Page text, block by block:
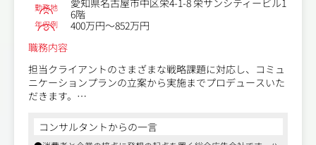
勤務地
愛知県名古屋市中区栄4-1-8 栄サンシティービル1
6階
年収例
400万円～852万円
職務内容
担当クライアントのさまざまな戦略課題に対応し、コミュ
ニケーションプランの立案から実施までプロデュースいた
だきます。
社内外のメンバーと連携し、クライアントの課題解決につ
ながるソリューション開発とその実施を、チームの中心と
コンサルタントからの一言